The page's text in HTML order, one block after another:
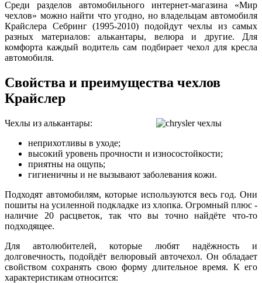
Среди разделов автомобильного интернет-магазина «Мир
чехлов» можно найти что угодно, но владельцам автомобиля
Крайслера Себринг (1995-2010) подойдут чехлы из самых
разных материалов: алькантары, велюра и другие. Для
комфорта каждый водитель сам подбирает чехол для кресла
автомобиля.
Свойства и преимущества чехлов
Крайслер
Чехлы из алькантары:
неприхотливы в уходе;
высокий уровень прочности и износостойкости;
приятны на ощупь;
гигиеничны и не вызывают заболевания кожи.
Подходят автомобилям, которые используются весь год. Они
пошиты на усиленной подкладке из хлопка. Огромный плюс -
наличие 20 расцветок, так что вы точно найдёте что-то
подходящее.
Для автолюбителей, которые любят надёжность и
долговечность, подойдёт велюровый авточехол. Он обладает
свойством сохранять свою форму длительное время. К его
характеристикам относится: